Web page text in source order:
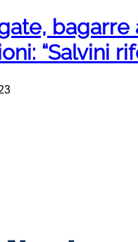
bagarre
“Salvini